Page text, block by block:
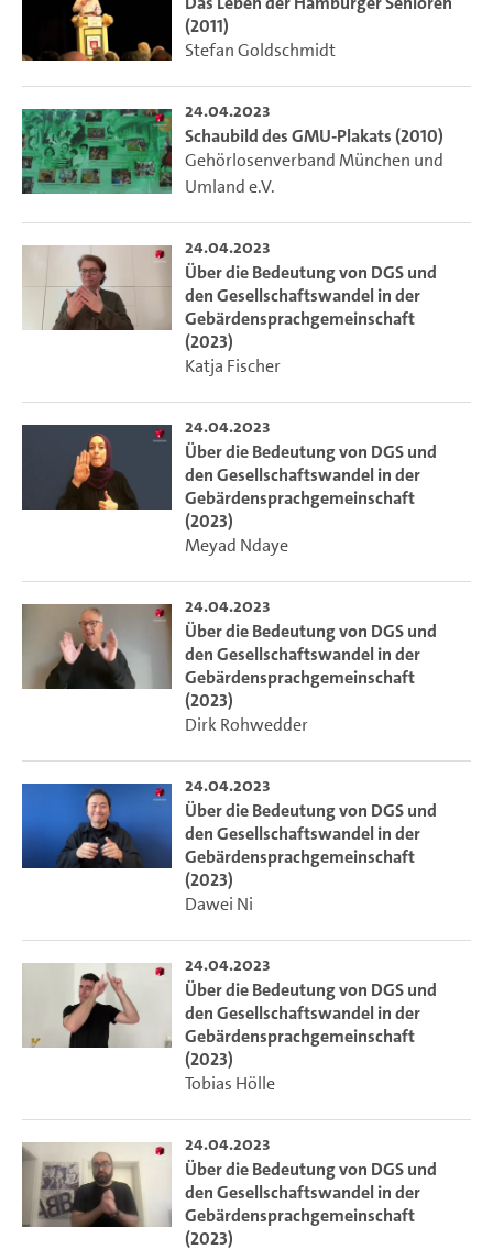
(2011)
Stefan Goldschmidt
24.04.2023
Schaubild des GMU-Plakats (2010)
Gehörlosenverband München und
Umland e.V.
24.04.2023
Über die Bedeutung von DGS und
den Gesellschaftswandel in der
Gebärdensprachgemeinschaft
(2023)
Katja Fischer
24.04.2023
Über die Bedeutung von DGS und
den Gesellschaftswandel in der
Gebärdensprachgemeinschaft
(2023)
Meyad Ndaye
24.04.2023
Über die Bedeutung von DGS und
den Gesellschaftswandel in der
Gebärdensprachgemeinschaft
(2023)
Dirk Rohwedder
24.04.2023
Über die Bedeutung von DGS und
den Gesellschaftswandel in der
Gebärdensprachgemeinschaft
(2023)
Dawei Ni
24.04.2023
Über die Bedeutung von DGS und
den Gesellschaftswandel in der
Gebärdensprachgemeinschaft
(2023)
Tobias Hölle
24.04.2023
Über die Bedeutung von DGS und
den Gesellschaftswandel in der
Gebärdensprachgemeinschaft
(2023)